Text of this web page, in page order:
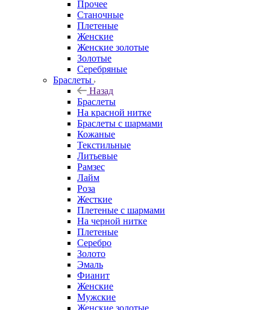
Прочее
Станочные
Плетеные
Женские
Женские золотые
Золотые
Серебряные
Браслеты
Назад
Браслеты
На красной нитке
Браслеты с шармами
Кожаные
Текстильные
Литьевые
Рамзес
Лайм
Роза
Жесткие
Плетеные с шармами
На черной нитке
Плетеные
Серебро
Золото
Эмаль
Фианит
Женские
Мужские
Женские золотые